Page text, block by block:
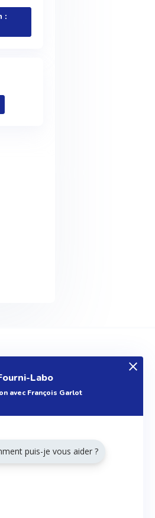
:
Labo
avec François Garlot
puis-je vous aider ?